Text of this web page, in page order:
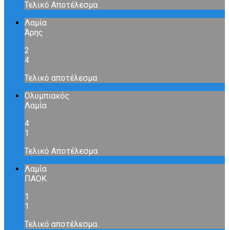
Τελικό Αποτέλεσμα
Λαμία
Άρης
2
4
Τελικό αποτέλεσμα
Ολυμπιακός
Λαμία
4
1
Τελικό Αποτέλεσμα
Λαμία
ΠΑΟΚ
1
1
Τελικό αποτέλεσμα